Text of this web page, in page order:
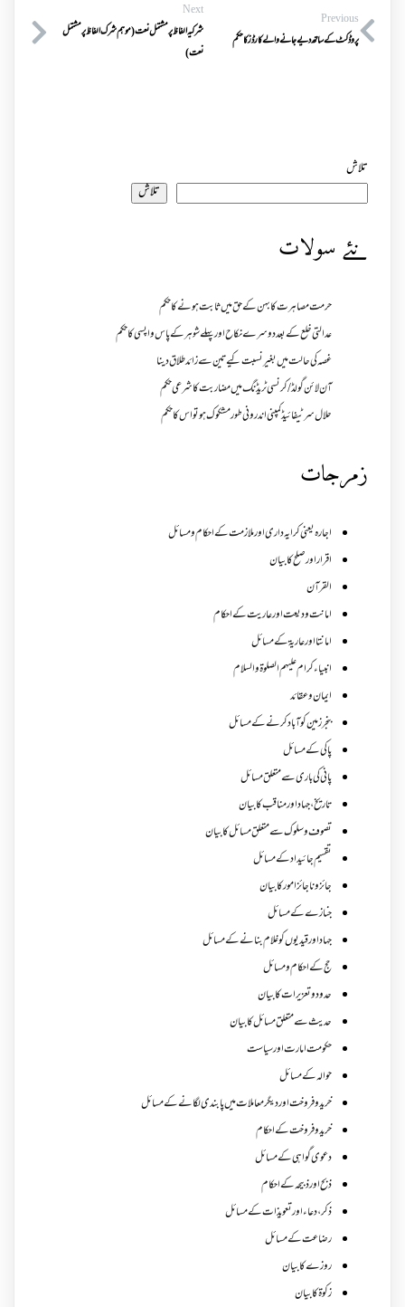
Previous
پروڈکٹ کے ساتھ دیے جانے والے کارڈز کا حکم
Next
شرکیہ الفاظ پر مشتمل نعت(موہم شرک الفاظ پر مشتمل
نعت)
تلاش
تلاش
نئے سولات
حرمت مصاہرت کا بہن کے حق میں ثابت ہونے کا حکم
عدالتی خلع کے بعد دوسرے نکاح اور پہلے شوہر کے پاس واپسی کا حکم
غصہ کی حالت میں بغیر نسبت کیے تین سے زائد طلاق دینا
آن لائن گولڈ /کرنسی ٹریڈنگ میں مضاربت کا شرعی حکم
حلال سرٹیفائیڈ کمپنی اندرونی طور مشکوک ہو تو اس کا حکم
زمرجات
اجارہ یعنی کرایہ داری اور ملازمت کے احکام و مسائل
اقرار اور صلح کا بیان
القرآن
امانت ودیعت اورعاریت کے احکام
امانتا اور عاریة کے مسائل
انبیاء کرام علیہم الصلوۃ والسلام
ایمان وعقائد
بنجر زمین کو آباد کرنے کے مسائل
پاکی کے مسائل
پانی کی باری سے متعلق مسائل
تاریخ،جہاد اور مناقب کا بیان
تصوف و سلوک سے متعلق مسائل کا بیان
تقسیم جائیداد کے مسائل
جائز و ناجائزامور کا بیان
جنازے کےمسائل
جہاد اور قیدیوں کو غلام بنانے کے مسائل
حج کے احکام ومسائل
حدود و تعزیرات کا بیان
حدیث سے متعلق مسائل کا بیان
حکومت امارت اور سیاست
حوالہ کے مسائل
خرید و فروخت اور دیگر معاملات میں پابندی لگانے کے مسائل
خرید و فروخت کے احکام
دعوی گواہی کے مسائل
ذبح اور ذبیحہ کے احکام
ذکر،دعاء اور تعویذات کے مسائل
رضاعت کے مسائل
روزے کا بیان
زکوة کابیان